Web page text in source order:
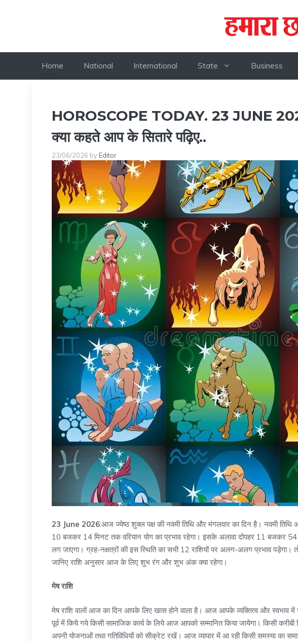
Home National International State Business
HOROSCOPE TODAY. 23 JUNE
क्या कहते आप के सितारे पढ़िए..
23/06/2026 by Editor
23 June 2026:आज ज्येष्ठ शुक्ल पक्ष की नवमी तिथि और मंगलवार का दिन है। नवमी
10 बजकर 14 मिनट तक वरियान योग का प्रभाव रहेगा। इसके अलावा दोपहर 11 बजकर 54
लग जाएगा। ग्रह-नक्षत्रों की इस स्थिति का सभी 12 राशियों पर अलग-अलग प्रभाव पड़ेगा।
जानिए राशि अनुसार आज के लिए शुभ रंग और शुभ अंक क्या रहेगा।
मेष राशि
मेष राशि वालों आज का दिन आपके लिए खास होने वाला है। आज आपके व्यक्तित्व और स्वभाव में
पूर्व में किये गये किसी सामाजिक कार्य के लिये आज आपको सम्मानित किया जायेगा। किसी
अपनी योजनाओं तथा गतिविधियों को सीक्रेट रखें। आज व्यापार में आ रही किसी समस्या का